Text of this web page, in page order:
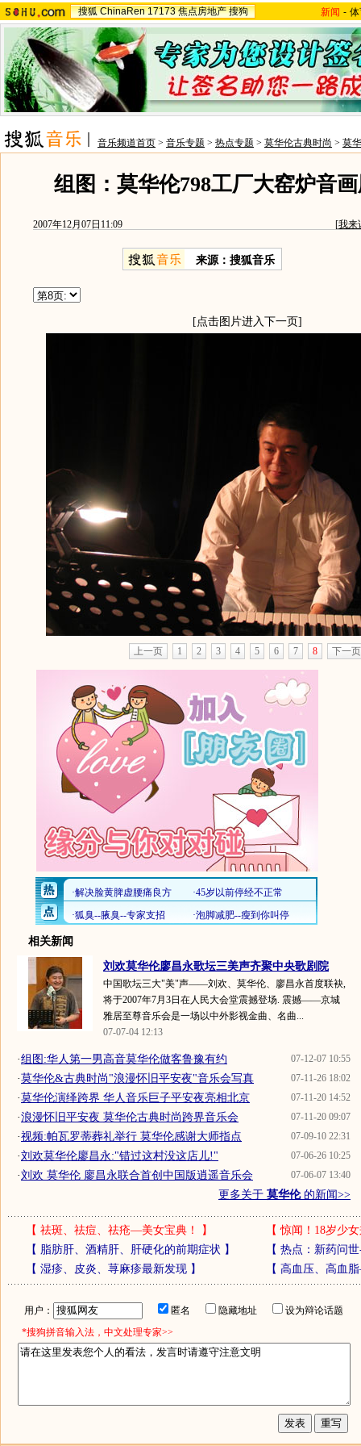
搜狐 ChinaRen 17173 焦点房地产 搜狗 新闻 -
音乐频道首页 > 音乐专题 > 热点专题 > 莫华伦古典时尚 > 莫
组图：莫华伦798工厂大窑炉音
2007年12月07日11:09 [我来
来源：搜狐音乐
[点击图片进入下一页]
上一页 1 2 3 4 5 6 7 8 下一页
相关新闻
刘欢莫华伦廖昌永歌坛三美声齐聚中央歌剧院
中国歌坛三大"美"声——刘欢、莫华伦、廖昌永首度联袂,
将于2007年7月3日在人民大会堂震撼登场. 震撼――京城
雅居至尊音乐会是一场以中外影视金曲、名曲...
07-07-04 12:13
07-12-07 10:55
·组图:华人第一男高音莫华伦做客鲁豫有约
07-11-26 18:02
·莫华伦&古典时尚"浪漫怀旧平安夜"音乐会写真
07-11-20 14:52
·莫华伦演绎跨界 华人音乐巨子平安夜亮相北京
07-11-20 09:07
·浪漫怀旧平安夜 莫华伦古典时尚跨界音乐会
07-09-10 22:31
·视频:帕瓦罗蒂葬礼举行 莫华伦感谢大师指点
07-06-26 10:25
·刘欢莫华伦廖昌永:"错过这村没这店儿!"
07-06-07 13:40
·刘欢 莫华伦 廖昌永联合首创中国版逍遥音乐会
更多关于 莫华伦的新闻>>
【 祛斑、祛痘、祛疮—美女宝典！ 】 【惊闻！18岁少
【 脂肪肝、酒精肝、肝硬化的前期症状 】 【 热点：新药问
【 湿疹、皮炎、荨麻疹最新发现】 【 高血压、高血
用户： 匿名 隐藏地址
设为辩论话题
*搜狗拼音输入法，中文处理专家>>